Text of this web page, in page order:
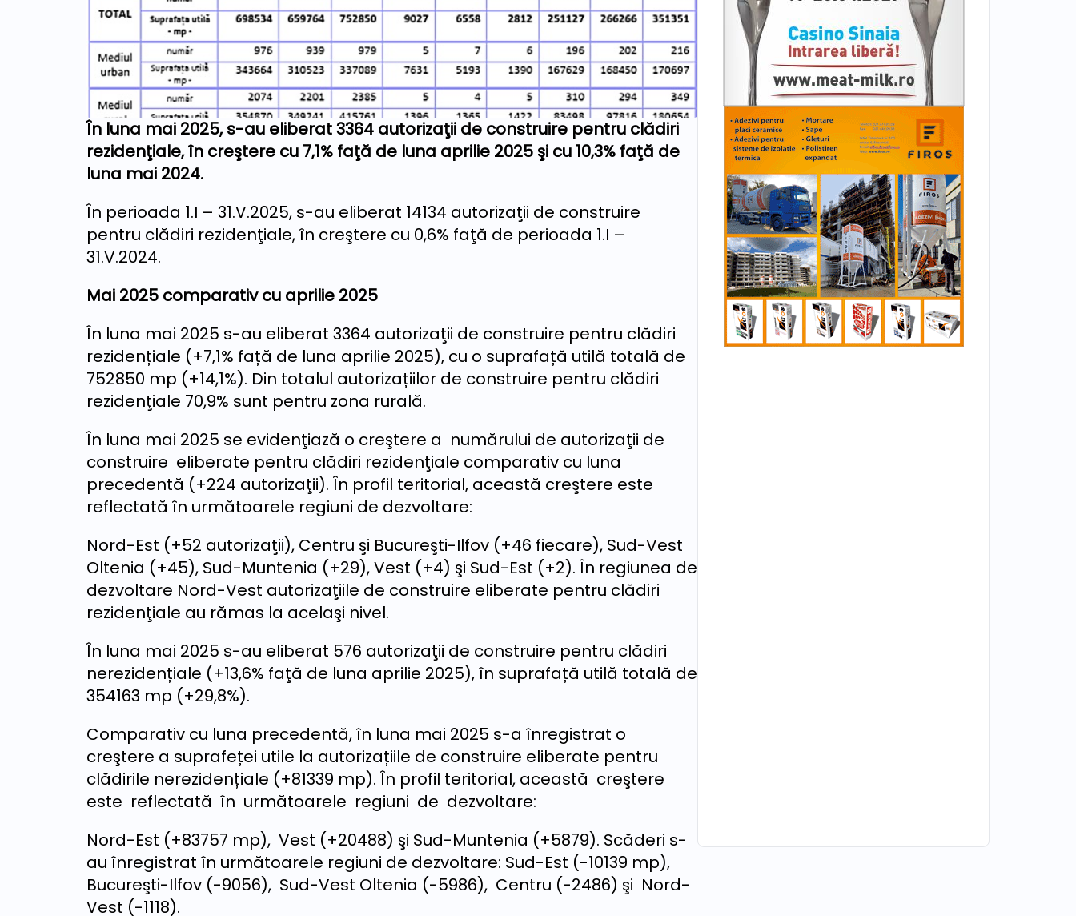
În luna mai 2025, s-au eliberat 3364 autorizaţii de construire pentru clădiri
rezidenţiale, în creştere cu 7,1% faţă de luna aprilie 2025 şi cu 10,3% faţă de
luna mai 2024.
În perioada 1.I – 31.V.2025, s-au eliberat 14134 autorizaţii de construire
pentru clădiri rezidenţiale, în creştere cu 0,6% faţă de perioada 1.I –
31.V.2024.
Mai 2025 comparativ cu aprilie 2025
În luna mai 2025 s-au eliberat 3364 autorizaţii de construire pentru clădiri
rezidențiale (+7,1% față de luna aprilie 2025), cu o suprafață utilă totală de
752850 mp (+14,1%). Din totalul autorizațiilor de construire pentru clădiri
rezidenţiale 70,9% sunt pentru zona rurală.
În luna mai 2025 se evidenţiază o creştere a numărului de autorizaţii de
construire eliberate pentru clădiri rezidenţiale comparativ cu luna
precedentă (+224 autorizaţii). În profil teritorial, această creştere este
reflectată în următoarele regiuni de dezvoltare:
Nord-Est (+52 autorizaţii), Centru şi Bucureşti-Ilfov (+46 fiecare), Sud-Vest
Oltenia (+45), Sud-Muntenia (+29), Vest (+4) şi Sud-Est (+2). În regiunea de
dezvoltare Nord-Vest autorizaţiile de construire eliberate pentru clădiri
rezidenţiale au rămas la acelaşi nivel.
În luna mai 2025 s-au eliberat 576 autorizaţii de construire pentru clădiri
nerezidențiale (+13,6% faţă de luna aprilie 2025), în suprafață utilă totală de
354163 mp (+29,8%).
Comparativ cu luna precedentă, în luna mai 2025 s-a înregistrat o
creştere a suprafeței utile la autorizațiile de construire eliberate pentru
clădirile nerezidențiale (+81339 mp). În profil teritorial, această creştere
este reflectată în următoarele regiuni de dezvoltare:
Nord-Est (+83757 mp), Vest (+20488) şi Sud-Muntenia (+5879). Scăderi s-
au înregistrat în următoarele regiuni de dezvoltare: Sud-Est (-10139 mp),
Bucureşti-Ilfov (-9056), Sud-Vest Oltenia (-5986), Centru (-2486) şi Nord-
Vest (-1118).